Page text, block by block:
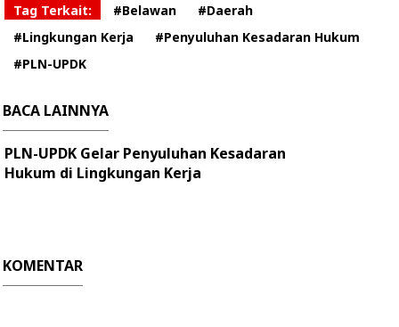
Tag Terkait: #Belawan
#Daerah
#Lingkungan Kerja
#Penyuluhan Kesadaran Hukum
#PLN-UPDK
BACA LAINNYA
PLN-UPDK Gelar Penyuluhan Kesadaran
Hukum di Lingkungan Kerja
KOMENTAR